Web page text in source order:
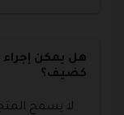
هل يمكن
كضيف؟
لا يسمح